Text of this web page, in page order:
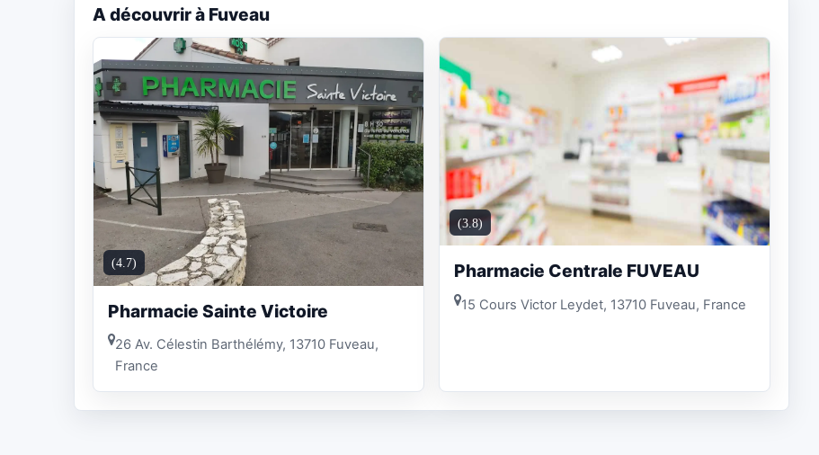
A découvrir à Fuveau
(4.7)
Pharmacie Sainte Victoire
26 Av. Célestin Barthélémy, 13710 Fuveau,
France
(3.8)
Pharmacie Centrale FUVEAU
15 Cours Victor Leydet, 13710 Fuveau, France